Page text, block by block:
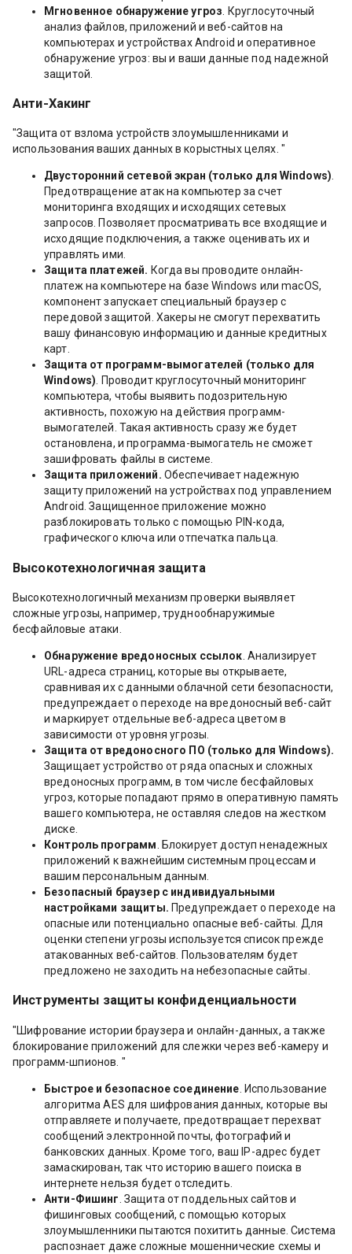
Мгновенное обнаружение угроз . Круглосуточный
анализ файлов, приложений и веб-сайтов на
компьютерах и устройствах Android и оперативное
обнаружение угроз: вы и ваши данные под надежной
защитой.
Анти-Хакинг
"Защита от взлома устройств злоумышленниками и
использования ваших данных в корыстных целях. "
Двусторонний сетевой экран (только для Windows).
Предотвращение атак на компьютер за счет
мониторинга входящих и исходящих сетевых
запросов. Позволяет просматривать все входящие и
исходящие подключения, а также оценивать их и
управлять ими.
Защита платежей. Когда вы проводите онлайн-
платеж на компьютере на базе Windows или macOS,
компонент запускает специальный браузер с
передовой защитой. Хакеры не смогут перехватить
вашу финансовую информацию и данные кредитных
карт.
Защита от программ-вымогателей (только для
Windows). Проводит круглосуточный мониторинг
компьютера, чтобы выявить подозрительную
активность, похожую на действия программ-
вымогателей. Такая активность сразу же будет
остановлена, и программа-вымогатель не сможет
зашифровать файлы в системе.
Защита приложений. Обеспечивает надежную
защиту приложений на устройствах под управлением
Android. Защищенное приложение можно
разблокировать только с помощью PIN-кода,
графического ключа или отпечатка пальца.
Высокотехнологичная защита
Высокотехнологичный механизм проверки выявляет
сложные угрозы, например, труднообнаружимые
бесфайловые атаки.
Обнаружение вредоносных ссылок . Анализирует
URL-адреса страниц, которые вы открываете,
сравнивая их с данными облачной сети безопасности,
предупреждает о переходе на вредоносный веб-сайт
и маркирует отдельные веб-адреса цветом в
зависимости от уровня угрозы.
Защита от вредоносного ПО (только для Windows).
Защищает устройство от ряда опасных и сложных
вредоносных программ, в том числе бесфайловых
угроз, которые попадают прямо в оперативную память
вашего компьютера, не оставляя следов на жестком
диске.
Контроль программ . Блокирует доступ ненадежных
приложений к важнейшим системным процессам и
вашим персональным данным.
Безопасный браузер с индивидуальными
настройками защиты. Предупреждает о переходе на
опасные или потенциально опасные веб-сайты. Для
оценки степени угрозы используется список прежде
атакованных веб-сайтов. Пользователям будет
предложено не заходить на небезопасные сайты.
Инструменты защиты конфиденциальности
"Шифрование истории браузера и онлайн-данных, а также
блокирование приложений для слежки через веб-камеру и
программ-шпионов. "
Быстрое и безопасное соединение . Использование
алгоритма AES для шифрования данных, которые вы
отправляете и получаете, предотвращает перехват
сообщений электронной почты, фотографий и
банковских данных. Кроме того, ваш IP-адрес будет
замаскирован, так что историю вашего поиска в
интернете нельзя будет отследить.
Анти-Фишинг . Защита от поддельных сайтов и
фишинговых сообщений, с помощью которых
злоумышленники пытаются похитить данные. Система
распознает даже сложные мошеннические схемы и